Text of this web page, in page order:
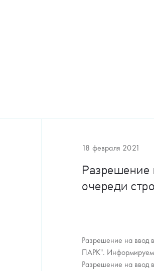
18 февраля 2021
Разрешение
очереди
Разрешение на ввод
ПАРК". Информируем
Разрешение на ввод